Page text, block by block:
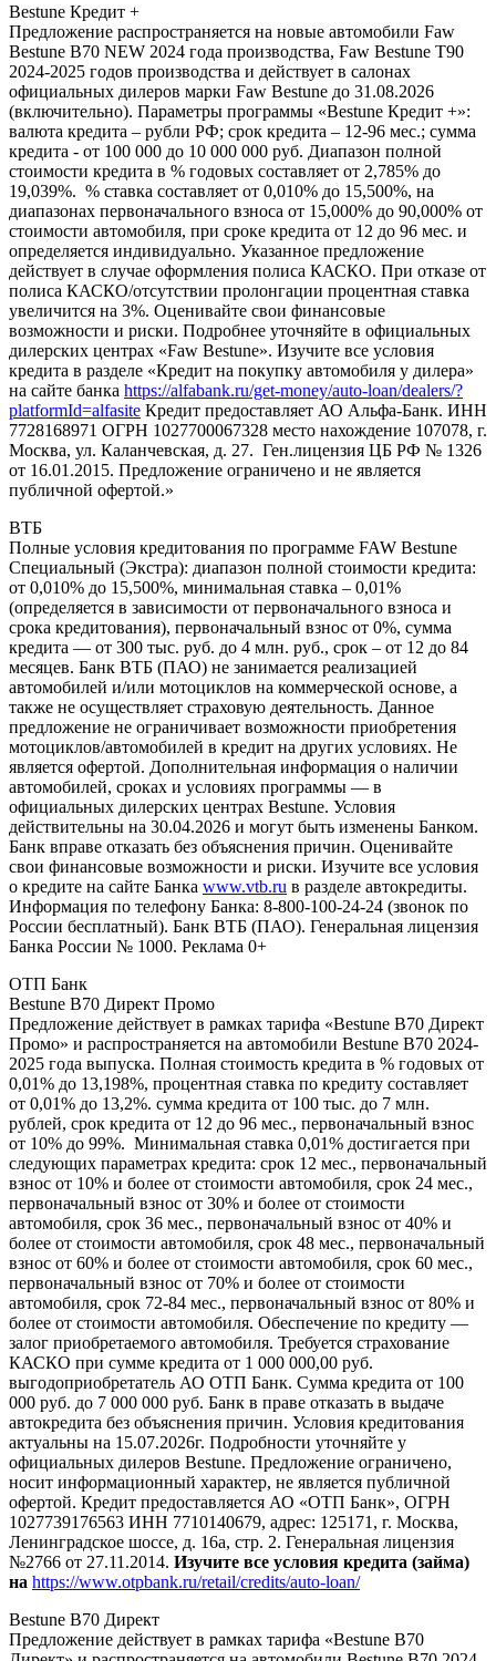
Bestune Кредит +
Предложение распространяется на новые автомобили Faw
Bestune B70 NEW 2024 года производства, Faw Bestune T90
2024-2025 годов производства и действует в салонах
официальных дилеров марки Faw Bestune до 31.08.2026
(включительно). Параметры программы «Bestune Кредит +»:
валюта кредита – рубли РФ; срок кредита – 12-96 мес.; сумма
кредита - от 100 000 до 10 000 000 руб. Диапазон полной
стоимости кредита в % годовых составляет от 2,785% до
19,039%. % ставка составляет от 0,010% до 15,500%, на
диапазонах первоначального взноса от 15,000% до 90,000% от
стоимости автомобиля, при сроке кредита от 12 до 96 мес. и
определяется индивидуально. Указанное предложение
действует в случае оформления полиса КАСКО. При отказе от
полиса КАСКО/отсутствии пролонгации процентная ставка
увеличится на 3%. Оценивайте свои финансовые
возможности и риски. Подробнее уточняйте в официальных
дилерских центрах «Faw Bestune». Изучите все условия
кредита в разделе «Кредит на покупку автомобиля у дилера»
на сайте банка https://alfabank.ru/get-money/auto-loan/dealers/?
platformId=alfasite Кредит предоставляет АО Альфа-Банк. ИНН
7728168971 ОГРН 1027700067328 место нахождение 107078, г.
Москва, ул. Каланчевская, д. 27. Ген.лицензия ЦБ РФ № 1326
от 16.01.2015. Предложение ограничено и не является
публичной офертой.»
ВТБ
Полные условия кредитования по программе FAW Bestune
Специальный (Экстра): диапазон полной стоимости кредита:
от 0,010% до 15,500%, минимальная ставка – 0,01%
(определяется в зависимости от первоначального взноса и
срока кредитования), первоначальный взнос от 0%, сумма
кредита — от 300 тыс. руб. до 4 млн. руб., срок – от 12 до 84
месяцев. Банк ВТБ (ПАО) не занимается реализацией
автомобилей и/или мотоциклов на коммерческой основе, а
также не осуществляет страховую деятельность. Данное
предложение не ограничивает возможности приобретения
мотоциклов/автомобилей в кредит на других условиях. Не
является офертой. Дополнительная информация о наличии
автомобилей, сроках и условиях программы — в
официальных дилерских центрах Bestune. Условия
действительны на 30.04.2026 и могут быть изменены Банком.
Банк вправе отказать без объяснения причин. Оценивайте
свои финансовые возможности и риски. Изучите все условия
о кредите на сайте Банка www.vtb.ru в разделе автокредиты.
Информация по телефону Банка: 8-800-100-24-24 (звонок по
России бесплатный). Банк ВТБ (ПАО). Генеральная лицензия
Банка России № 1000. Реклама 0+
ОТП Банк
Bestune B70 Директ Промо
Предложение действует в рамках тарифа «Bestune B70 Директ
Промо» и распространяется на автомобили Bestune B70 2024-
2025 года выпуска. Полная стоимость кредита в % годовых от
0,01% до 13,198%, процентная ставка по кредиту составляет
от 0,01% до 13,2%. сумма кредита от 100 тыс. до 7 млн.
рублей, срок кредита от 12 до 96 мес., первоначальный взнос
от 10% до 99%. Минимальная ставка 0,01% достигается при
следующих параметрах кредита: срок 12 мес., первоначальный
взнос от 10% и более от стоимости автомобиля, срок 24 мес.,
первоначальный взнос от 30% и более от стоимости
автомобиля, срок 36 мес., первоначальный взнос от 40% и
более от стоимости автомобиля, срок 48 мес., первоначальный
взнос от 60% и более от стоимости автомобиля, срок 60 мес.,
первоначальный взнос от 70% и более от стоимости
автомобиля, срок 72-84 мес., первоначальный взнос от 80% и
более от стоимости автомобиля. Обеспечение по кредиту —
залог приобретаемого автомобиля. Требуется страхование
КАСКО при сумме кредита от 1 000 000,00 руб.
выгодоприобретатель АО ОТП Банк. Сумма кредита от 100
000 руб. до 7 000 000 руб. Банк в праве отказать в выдаче
автокредита без объяснения причин. Условия кредитования
актуальны на 15.07.2026г. Подробности уточняйте у
официальных дилеров Bestune. Предложение ограничено,
носит информационный характер, не является публичной
офертой. Кредит предоставляется АО «ОТП Банк», ОГРН
1027739176563 ИНН 7710140679, адрес: 125171, г. Москва,
Ленинградское шоссе, д. 16а, стр. 2. Генеральная лицензия
№2766 от 27.11.2014. Изучите все условия кредита (займа)
на https://www.otpbank.ru/retail/credits/auto-loan/
Bestune B70 Директ
Предложение действует в рамках тарифа «Bestune B70